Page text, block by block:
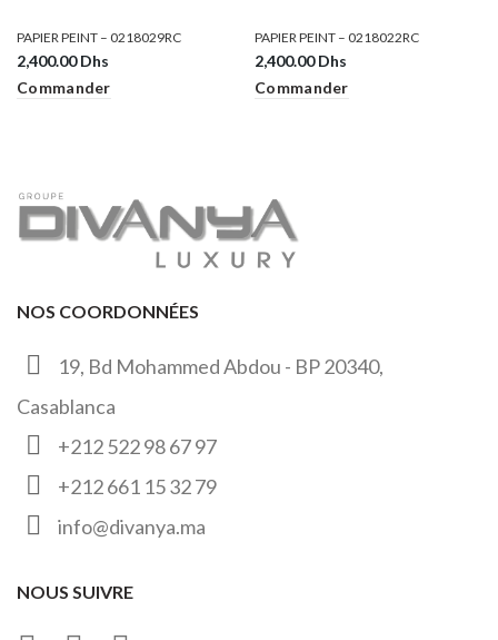
PAPIER PEINT – 0218029RC
2,400.00Dhs
Commander
PAPIER PEINT – 0218022RC
2,400.00Dhs
Commander
NOS COORDONNÉES
19, Bd Mohammed Abdou - BP 20340,
Casablanca
+212 522 98 67 97
+212 661 15 32 79
info@divanya.ma
NOUS SUIVRE